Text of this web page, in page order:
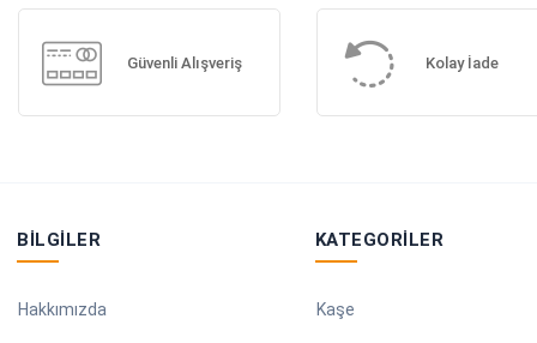
Güvenli Alışveriş Kolay İade
BILGILER
Hakkımızda
KATEGORILER
Kaşe